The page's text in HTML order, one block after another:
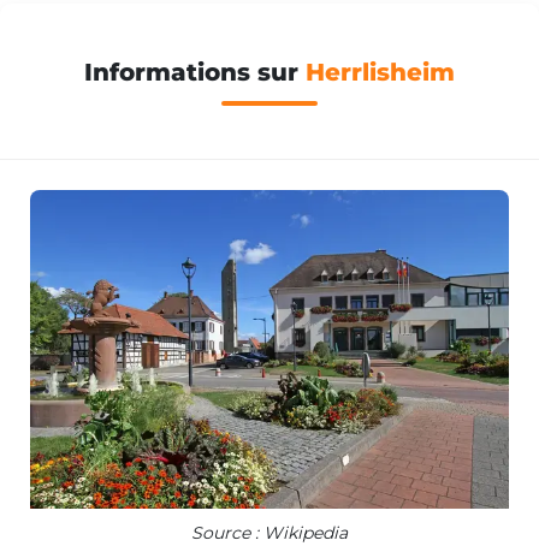
Informations sur Herrlisheim
Source : Wikipedia